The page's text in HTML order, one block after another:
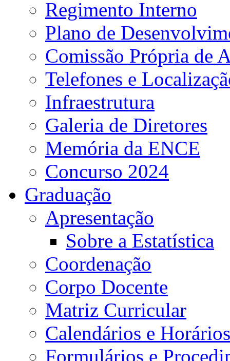
Regimento Interno
Plano de
Comissão Própria de
Telefones e
Infraestrutura
Galeria de Diretores
Memória da ENCE
Concurso 2024
Graduação
Apresentação
Sobre a Estatística
Coordenação
Corpo Docente
Matriz Curricular
Calendários e Horários
Formulários e